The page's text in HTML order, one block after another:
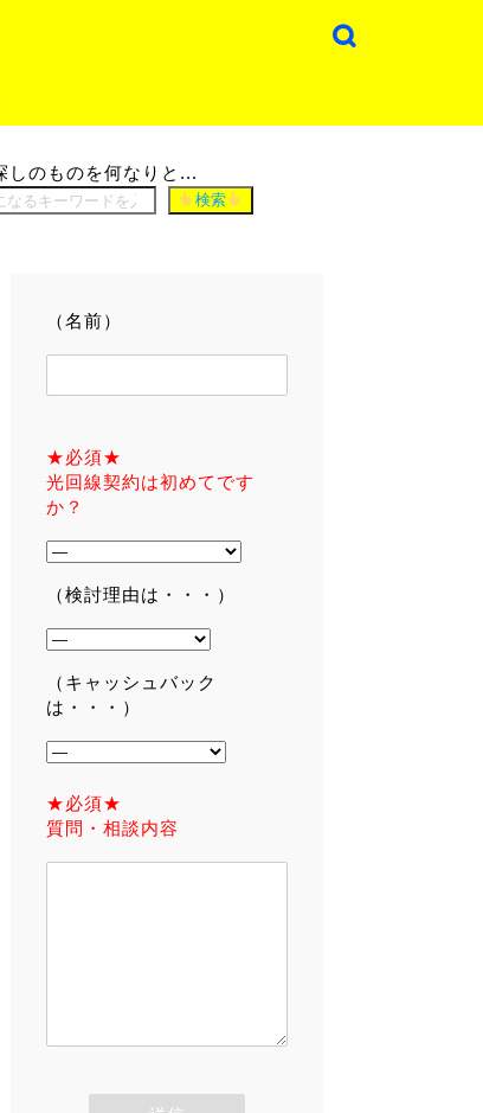
しのものを何なりと...
検索
（名前）
★必須★
光回線契約は初めてです
か？
（検討理由は・・・）
（キャッシュバック
は・・・）
★必須★
質問・相談内容